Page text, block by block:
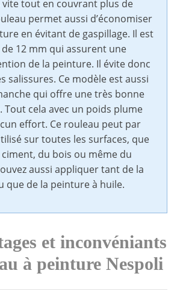
tout en couvrant plus de
permet aussi d’économiser
en évitant de gaspillage. Il est
12 mm qui assurent une
de la peinture. Il évite donc
salissures. Ce modèle est aussi
qui offre une très bonne
Tout cela avec un poids plume
effort. Ce rouleau peut par
sur toutes les surfaces, que
du bois ou même du
aussi appliquer tant de la
que de la peinture à huile.
et inconvéniants
à peinture Nespoli